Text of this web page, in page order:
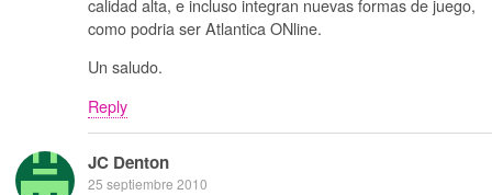
calidad alta, e incluso integran nuevas formas de juego,
como podria ser Atlantica ONline.
Un saludo.
Reply
JC Denton
25 septiembre 2010